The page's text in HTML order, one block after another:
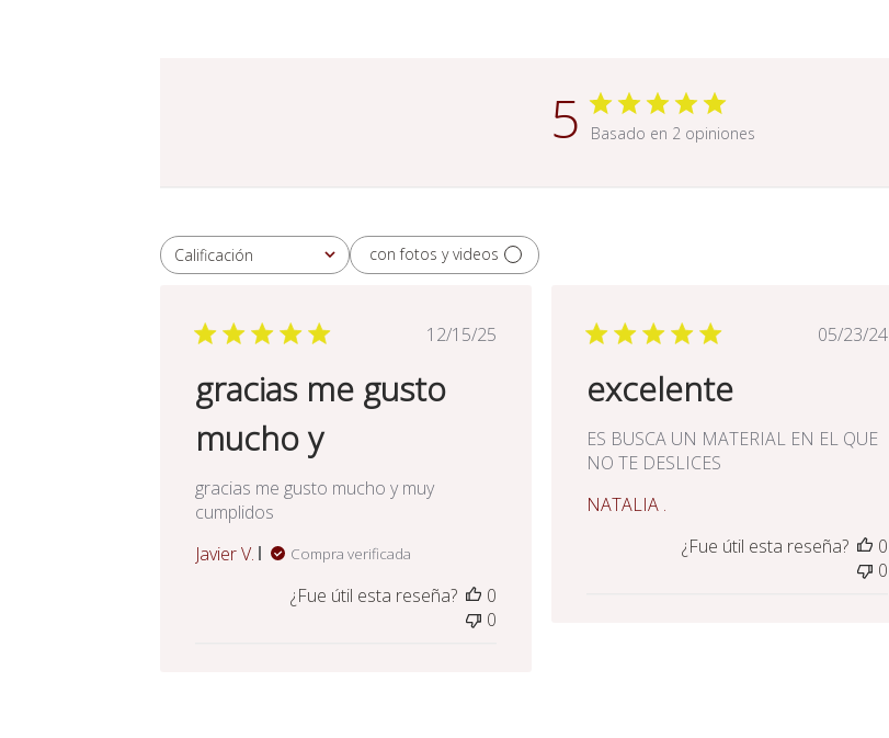
5 Basado en 2 opiniones
Calificación
Todas las clasificaciones con fotos y videos
Fecha
12/15/25
gracias me gusto
mucho y
gracias me gusto mucho y muy
cumplidos
Javier V.
Compra verificada
¿Fue útil esta reseña?
0
0
Fecha
05/23/24
excelente
ES BUSCA UN MATERIAL EN EL QUE
NO TE DESLICES
NATALIA .
¿Fue útil esta reseña?
0
0